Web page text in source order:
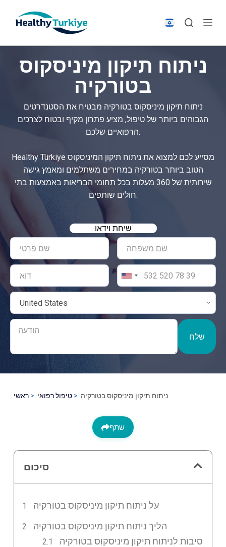
p
t
ניתוח תיקון מיניסקוס
בטורקיה
ניתוח תיקון מיניסקוס בטורקיה מבטיח את הסטנדרטים
הגבוהים ביותר של טיפול, מציע פתרון מקיף ובטוח לצרכים
הרפואיים שלכם.
Healthy Türkiye מסייע לכם למצוא את ניתוח תיקון המיניסקוס
הטוב ביותר בטורקיה במחירים משתלמים ומאמץ גישה
שירותית של 360 מעלות בכל תחומי הבריאות באמצעות בתי
חולים שותפים.
שיחת וידאו
שלח
ראשי טיפול רפואי ניתוח תיקון מיניסקוס בטורקיה
שתף
סיכום
על ניתוח תיקון מיניסקוס בטורקיה
הליך ניתוח תיקון מיניסקוס בטורקיה
סיבות לניתוח תיקון מיניסקוס בטורקיה